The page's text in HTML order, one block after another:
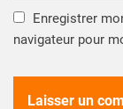
Enregistrer
navigateur pour